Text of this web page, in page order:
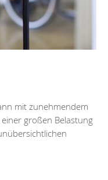
mit zunehmendem
großen Belastung